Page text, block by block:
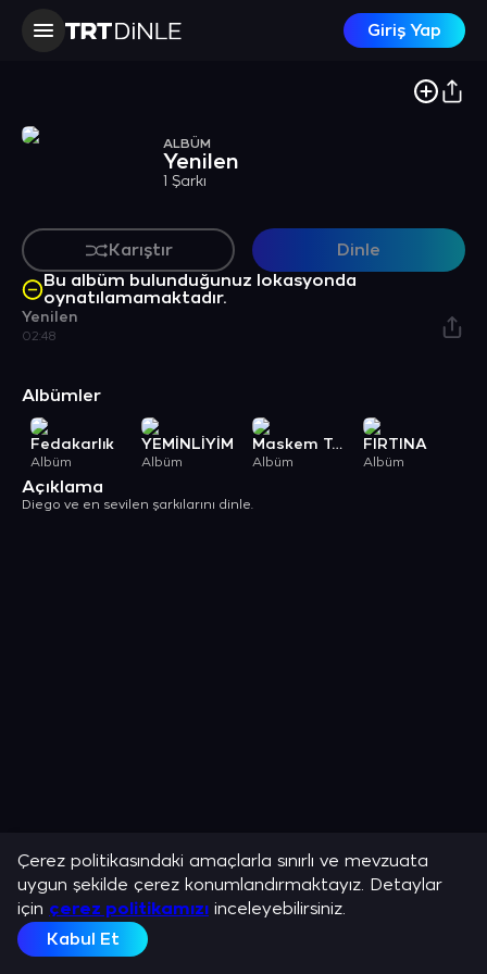
Giriş Yap
ALBÜM
Yenilen
1 Şarkı
Karıştır
Dinle
Bu albüm bulunduğunuz lokasyonda
oynatılamamaktadır.
Yenilen
02:48
Albümler
Fedakarlık
Albüm
YEMİNLİYİM
Albüm
Maskem Takılı
Albüm
FIRTINA
Albüm
Açıklama
Diego ve en sevilen şarkılarını dinle.
Çerez politikasındaki amaçlarla sınırlı ve mevzuata
uygun şekilde çerez konumlandırmaktayız. Detaylar
için çerez politikamızı inceleyebilirsiniz.
Kabul Et